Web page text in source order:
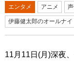
エンタメ アニメ
伊藤健太郎のオールナ
11月11日(月)深夜